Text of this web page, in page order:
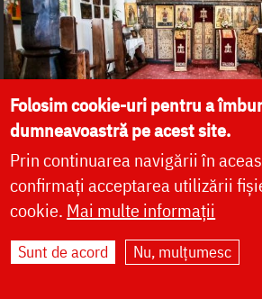
Folosim cookie-uri pentru a
dumneavoastră pe acest site.
Prin continuarea navigării în
confirmați acceptarea utilizării
cookie. Mai multe informații
Sunt de acord Nu, mulțumesc